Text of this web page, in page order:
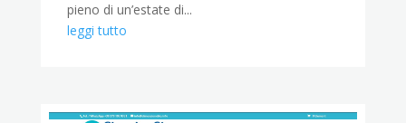
pieno di un’estate di...
leggi tutto